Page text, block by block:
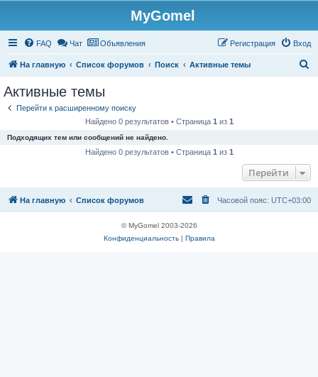
MyGomel
FAQ Чат Объявления Вход
Регистрация
На главную Список форумов Поиск Активные темы
Активные темы
Перейти к расширенному поиску
Найдено 0 результатов • Страница 1 из 1
Подходящих тем или сообщений не найдено.
Найдено 0 результатов • Страница 1 из 1
Перейти
На главную Список форумов Часовой пояс: UTC+03:00
© MyGomel 2003-2026
Конфиденциальность| Правила